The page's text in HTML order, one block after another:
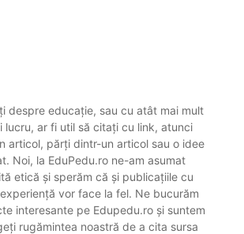
despre educație, sau cu atât mai mult
lucru, ar fi util să citați cu link, atunci
articol, părți dintr-un articol sau o idee
Noi, la EduPedu.ro ne-am asumat
etică și sperăm că și publicațiile cu
vor face la fel. Ne bucurăm
interesante pe Edupedu.ro și suntem
rugămintea noastră de a cita sursa